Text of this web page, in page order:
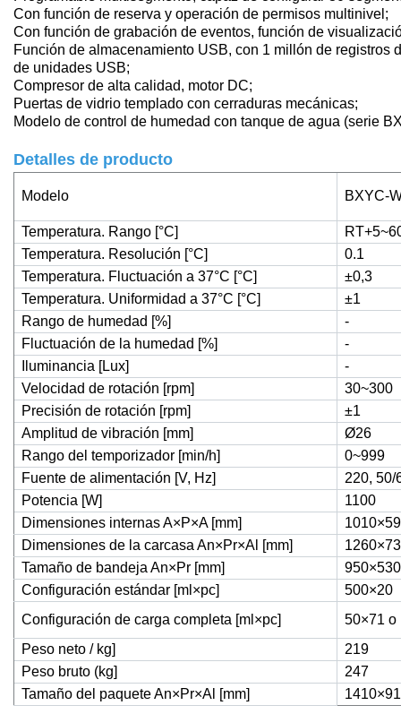
Con función de reserva y operación de permisos multinivel;
Con función de grabación de eventos, función de
Función de almacenamiento USB, con 1 millón de registros
de unidades USB;
Compresor de alta calidad, motor DC;
Puertas de vidrio templado con cerraduras mecánicas;
Modelo de control de humedad con tanque de agua (serie
Detalles de producto
Modelo BXYC-
Temperatura. Rango [°C]
Temperatura. Resolución [°C]
0.1
Temperatura. Fluctuación a 37°C [°C]
±0,3
Temperatura. Uniformidad a 37°C [°C]
±1
Rango de humedad [%]
-
Fluctuación de la humedad [%]
-
Iluminancia [Lux]
-
Velocidad de rotación [rpm]
30~300
Precisión de rotación [rpm]
±1
Amplitud de vibración [mm]
Ø26
Rango del temporizador [min/h]
0~999
Fuente de alimentación [V, Hz]
220, 50/
Potencia [W]
1100
Dimensiones internas A×P×A [mm]
Dimensiones de la carcasa An×Pr×Al [mm]
Tamaño de bandeja An×Pr [mm]
950×530
Configuración estándar [ml×pc]
500×20
Configuración de carga completa [ml×pc]
50×71 o
Peso neto / kg]
219
Peso bruto (kg]
247
Tamaño del paquete An×Pr×Al [mm]